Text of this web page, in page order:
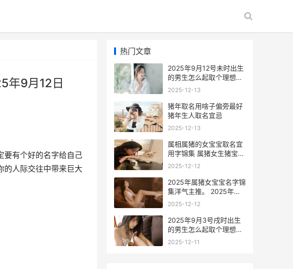
年9月12日
要有个好的名字给自己
的人际交往中带来巨大
热门文章
2025年9月12号未时出生
的男生怎么起取个理想的
名字 2025年9月12日
2025-12-13
猪年取名用啥子偏旁最好
猪年生人取名宜忌
2025-12-13
属相属猪的女宝宝取名宜
用字锦集 属猪女生猪宝宝
好吗?
2025-12-12
2025年属猪女宝宝名字锦
集洋气主推。 2025年属
猪女宝宝取名大全
2025-12-12
2025年9月3号戌时出生
的男生怎么起取个理想的
名字与五行属性 2025年9
2025-12-11